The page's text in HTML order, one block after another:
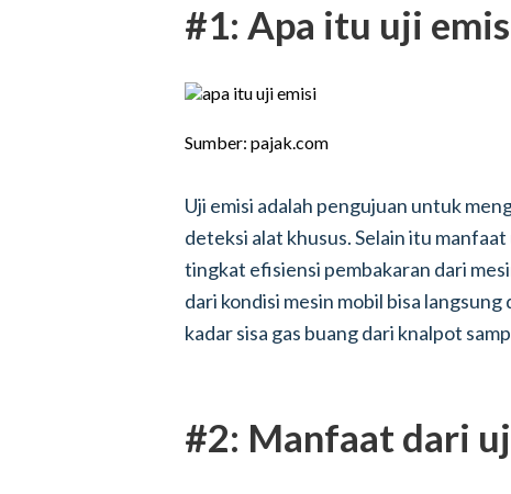
#1: Apa itu uji
Sumber: pajak.com
Uji emisi adalah pengujuan untuk
deteksi alat khusus. Selain itu
tingkat efisiensi pembakaran dari
dari kondisi mesin mobil bisa
kadar sisa gas buang dari knalpot
#2: Manfaat dari